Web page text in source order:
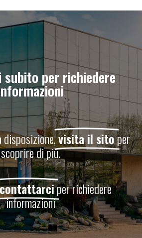
per richiedere
disposizione,visita il sitoper
scoprire di più.
contattarciper richiedere
informazioni